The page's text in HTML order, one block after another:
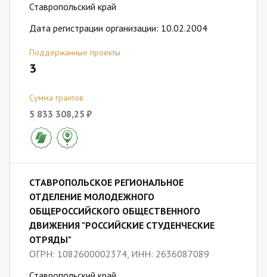
Ставропольский край
Дата регистрации организации: 10.02.2004
Поддержанные проекты
3
Сумма грантов
5 833 308,25 ₽
СТАВРОПОЛЬСКОЕ РЕГИОНАЛЬНОЕ
ОТДЕЛЕНИЕ МОЛОДЕЖНОГО
ОБЩЕРОССИЙСКОГО ОБЩЕСТВЕННОГО
ДВИЖЕНИЯ "РОССИЙСКИЕ СТУДЕНЧЕСКИЕ
ОТРЯДЫ"
ОГРН: 1082600002374, ИНН: 2636087089